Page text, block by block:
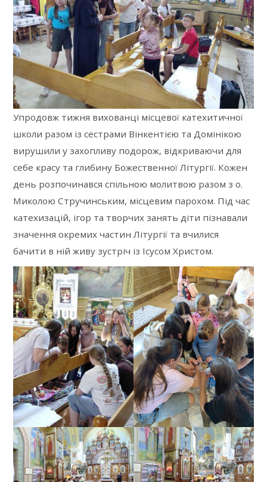
Упродовж тижня вихованці місцевої катехитичної
школи разом із сестрами Вінкентією та Домінікою
вирушили у захопливу подорож, відкриваючи для
себе красу та глибину Божественної Літургії. Кожен
день розпочинався спільною молитвою разом з о.
Миколою Стручинським, місцевим парохом. Під час
катехизацій, ігор та творчих занять діти пізнавали
значення окремих частин Літургії та вчилися
бачити в ній живу зустріч із Ісусом Христом.